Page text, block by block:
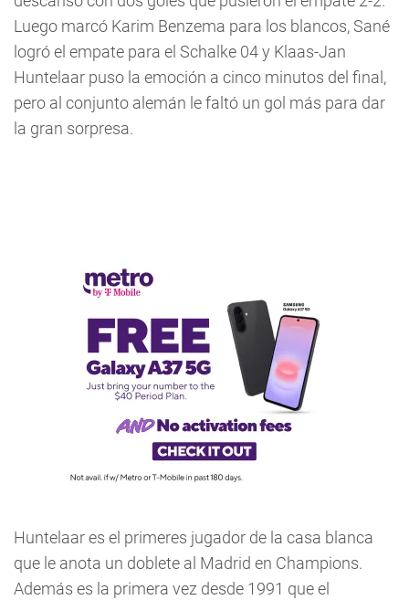
Luego marcó Karim Benzema para los blancos, Sané
logró el empate para el Schalke 04 y Klaas-Jan
Huntelaar puso la emoción a cinco minutos del final,
pero al conjunto alemán le faltó un gol más para dar
la gran sorpresa.
Huntelaar es el primeres jugador de la casa blanca
que le anota un doblete al Madrid en Champions.
Además es la primera vez desde 1991 que el